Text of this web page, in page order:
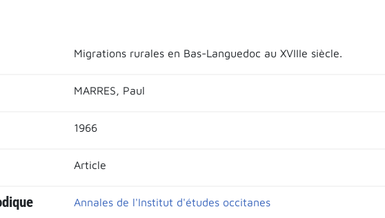
Migrations rurales en Bas-Languedoc au XVIIIe siècle.
MARRES, Paul
1966
Article
Annales de l'Institut d'études occitanes